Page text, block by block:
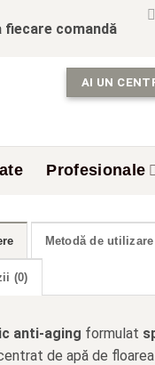
fiecare comandă
AI UN
Profesionale
Metodă de utilizare
(0)
anti-aging formulat
de apă de